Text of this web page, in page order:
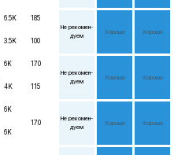
6.5K 185
Не реко­мен­
дуем
Хо­рошо Хо­рошо
3.5K 100
6K 170
Не реко­мен­
дуем
Хо­рошо Хо­рошо
4K 115
6K
170
Не реко­мен­
дуем
Хо­рошо Хо­рошо
6K